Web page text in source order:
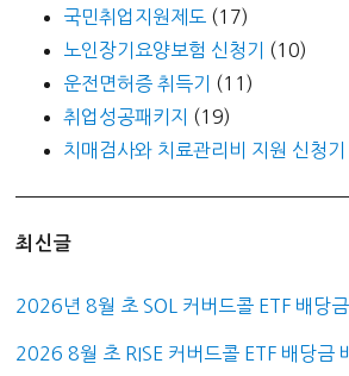
국민취업지원제도 (17)
노인장기요양보험 신청기
(10)
운전면허증 취득기
(11)
취업성공패키지
(19)
치매검사와 치료관리비 지원 신청기
최신글
2026년 8월 초 SOL 커버드콜 ETF 배당
2026 8월 초 RISE 커버드콜 ETF 배당금